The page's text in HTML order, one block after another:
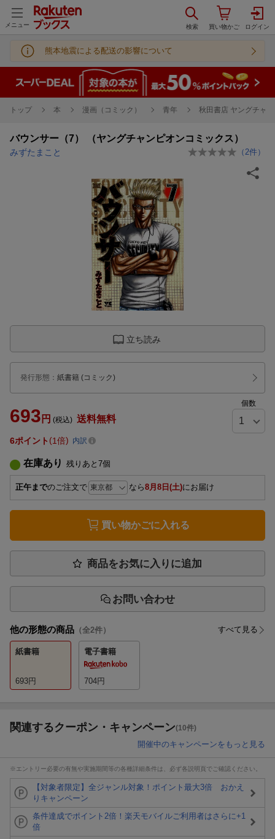
メニュー
熊本地震による配送の影響について
トップ 本 漫画（コミック） 青年 秋田書店 ヤングチャ
バウンサー（7） （ヤングチャンピオンコミックス）
みずたまこと （ 2件）
立ち読み
発行形態 ： 紙書籍 (コミック)
693 円 (税込) 送料無料
個数
6ポイント 1倍 内訳
在庫あり 残りあと 7個
正午までのご注文で なら8月8日(土)にお届け
買い物かごに入れる
商品をお気に入りに追加
お問い合わせ
他の形態の商品 （全2件） すべて見る
紙書籍
693円
電子書籍
704円
関連するクーポン・キャンペーン(10件)
開催中のキャンペーンをもっと見る
※エントリー必要の有無や実施期間等の各種詳細条件は、必ず各説明頁でご確認ください。
【対象者限定】全ジャンル対象！ポイント最大3倍 おかえ
りキャンペーン
条件達成でポイント2倍！楽天モバイルご利用者はさらに+1
倍